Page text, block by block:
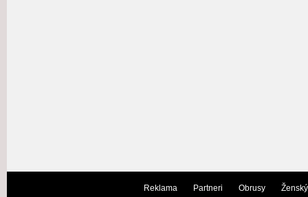
Reklama Partneri Obrusy